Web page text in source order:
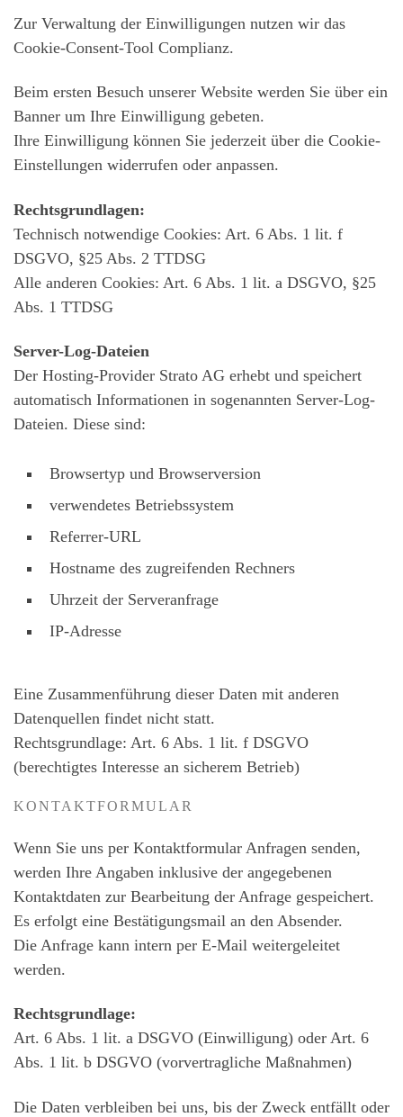
Zur Verwaltung der Einwilligungen nutzen wir das
Cookie-Consent-Tool Complianz.
Beim ersten Besuch unserer Website werden Sie über ein
Banner um Ihre Einwilligung gebeten.
Ihre Einwilligung können Sie jederzeit über die Cookie-
Einstellungen widerrufen oder anpassen.
Rechtsgrundlagen:
Technisch notwendige Cookies: Art. 6 Abs. 1 lit. f
DSGVO, §25 Abs. 2 TTDSG
Alle anderen Cookies: Art. 6 Abs. 1 lit. a DSGVO, §25
Abs. 1 TTDSG
Server-Log-Dateien
Der Hosting-Provider Strato AG erhebt und speichert
automatisch Informationen in sogenannten Server-Log-
Dateien. Diese sind:
Browsertyp und Browserversion
verwendetes Betriebssystem
Referrer-URL
Hostname des zugreifenden Rechners
Uhrzeit der Serveranfrage
IP-Adresse
Eine Zusammenführung dieser Daten mit anderen
Datenquellen findet nicht statt.
Rechtsgrundlage: Art. 6 Abs. 1 lit. f DSGVO
(berechtigtes Interesse an sicherem Betrieb)
KONTAKTFORMULAR
Wenn Sie uns per Kontaktformular Anfragen senden,
werden Ihre Angaben inklusive der angegebenen
Kontaktdaten zur Bearbeitung der Anfrage gespeichert.
Es erfolgt eine Bestätigungsmail an den Absender.
Die Anfrage kann intern per E-Mail weitergeleitet
werden.
Rechtsgrundlage:
Art. 6 Abs. 1 lit. a DSGVO (Einwilligung) oder Art. 6
Abs. 1 lit. b DSGVO (vorvertragliche Maßnahmen)
Die Daten verbleiben bei uns, bis der Zweck entfällt oder